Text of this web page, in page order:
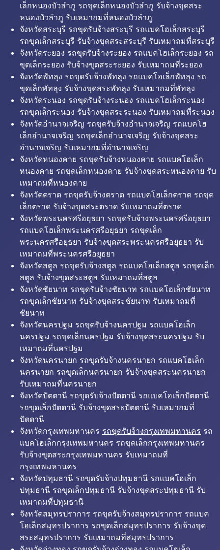
เล็กหนองบัวลำภู รถขุดเล็กหนองบัวลำภู รับจ้างขุดสระ
หนองบัวลำภู รับเหมาถมที่หนองบัวลำภู
จังหวัดสระบุรี รถขุดรับจ้างสระบุรี รถแบคโฮเล็กสระบุรี
รถขุดเล็กสระบุรี รับจ้างขุดสระสระบุรี รับเหมาถมที่สระบุรี
จังหวัดระยอง รถขุดรับจ้างระยอง รถแบคโฮเล็กระยอง รถ
ขุดเล็กระยอง รับจ้างขุดสระระยอง รับเหมาถมที่ระยอง
จังหวัดพัทลุง รถขุดรับจ้างพัทลุง รถแบคโฮเล็กพัทลุง รถ
ขุดเล็กพัทลุง รับจ้างขุดสระพัทลุง รับเหมาถมที่พัทลุง
จังหวัดระนอง รถขุดรับจ้างระนอง รถแบคโฮเล็กระนอง
รถขุดเล็กระนอง รับจ้างขุดสระระนอง รับเหมาถมที่ระนอง
จังหวัดอำนาจเจริญ รถขุดรับจ้างอำนาจเจริญ รถแบคโฮ
เล็กอำนาจเจริญ รถขุดเล็กอำนาจเจริญ รับจ้างขุดสระ
อำนาจเจริญ รับเหมาถมที่อำนาจเจริญ
จังหวัดหนองคาย รถขุดรับจ้างหนองคาย รถแบคโฮเล็ก
หนองคาย รถขุดเล็กหนองคาย รับจ้างขุดสระหนองคาย รับ
เหมาถมที่หนองคาย
จังหวัดตราด รถขุดรับจ้างตราด รถแบคโฮเล็กตราด รถขุด
เล็กตราด รับจ้างขุดสระตราด รับเหมาถมที่ตราด
จังหวัดพระนครศรีอยุธยา รถขุดรับจ้างพระนครศรีอยุธยา
รถแบคโฮเล็กพระนครศรีอยุธยา รถขุดเล็ก
พระนครศรีอยุธยา รับจ้างขุดสระพระนครศรีอยุธยา รับ
เหมาถมที่พระนครศรีอยุธยา
จังหวัดสตูล รถขุดรับจ้างสตูล รถแบคโฮเล็กสตูล รถขุดเล็ก
สตูล รับจ้างขุดสระสตูล รับเหมาถมที่สตูล
จังหวัดชัยนาท รถขุดรับจ้างชัยนาท รถแบคโฮเล็กชัยนาท
รถขุดเล็กชัยนาท รับจ้างขุดสระชัยนาท รับเหมาถมที่
ชัยนาท
จังหวัดนครปฐม รถขุดรับจ้างนครปฐม รถแบคโฮเล็ก
นครปฐม รถขุดเล็กนครปฐม รับจ้างขุดสระนครปฐม รับ
เหมาถมที่นครปฐม
จังหวัดนครนายก รถขุดรับจ้างนครนายก รถแบคโฮเล็ก
นครนายก รถขุดเล็กนครนายก รับจ้างขุดสระนครนายก
รับเหมาถมที่นครนายก
จังหวัดปัตตานี รถขุดรับจ้างปัตตานี รถแบคโฮเล็กปัตตานี
รถขุดเล็กปัตตานี รับจ้างขุดสระปัตตานี รับเหมาถมที่
ปัตตานี
จังหวัดกรุงเทพมหานคร รถขุดรับจ้างกรุงเทพมหานคร รถ
แบคโฮเล็กกรุงเทพมหานคร รถขุดเล็กกรุงเทพมหานคร
รับจ้างขุดสระกรุงเทพมหานคร รับเหมาถมที่
กรุงเทพมหานคร
จังหวัดปทุมธานี รถขุดรับจ้างปทุมธานี รถแบคโฮเล็ก
ปทุมธานี รถขุดเล็กปทุมธานี รับจ้างขุดสระปทุมธานี รับ
เหมาถมที่ปทุมธานี
จังหวัดสมุทรปราการ รถขุดรับจ้างสมุทรปราการ รถแบค
โฮเล็กสมุทรปราการ รถขุดเล็กสมุทรปราการ รับจ้างขุด
สระสมุทรปราการ รับเหมาถมที่สมุทรปราการ